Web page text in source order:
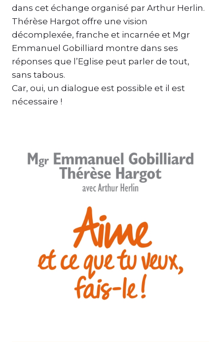
dans cet échange organisé par Arthur Herlin.
Thérèse Hargot offre une vision
décomplexée, franche et incarnée et Mgr
Emmanuel Gobilliard montre dans ses
réponses que l’Eglise peut parler de tout,
sans tabous.
Car, oui, un dialogue est possible et il est
nécessaire !